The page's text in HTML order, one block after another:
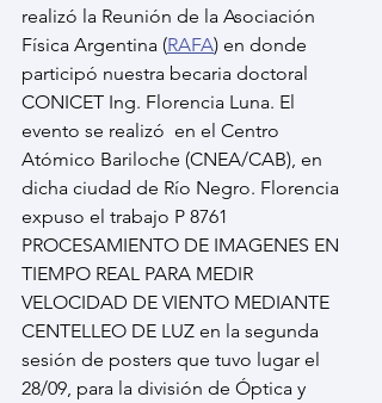
realizó la Reunión de la Asociación
Física Argentina (RAFA) en donde
participó nuestra becaria doctoral
CONICET Ing. Florencia Luna. El
evento se realizó  en el Centro
Atómico Bariloche (CNEA/CAB), en
dicha ciudad de Río Negro. Florencia
expuso el trabajo P 8761
PROCESAMIENTO DE IMAGENES EN
TIEMPO REAL PARA MEDIR
VELOCIDAD DE VIENTO MEDIANTE
CENTELLEO DE LUZ en la segunda
sesión de posters que tuvo lugar el
28/09, para la división de Óptica y